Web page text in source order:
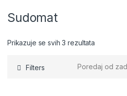
Sudomat
Prikazuje se svih 3 rezultata
Filters